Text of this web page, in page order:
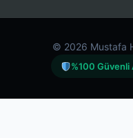
© 2026 Mustafa
%100 Güvenli